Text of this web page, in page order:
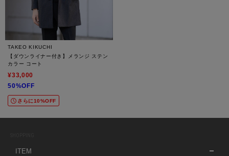
TAKEO KIKUCHI
【ダウンライナー付き】メランジ ステン
カラー コート
¥33,000
50%OFF
さらに10%OFF
ITEM